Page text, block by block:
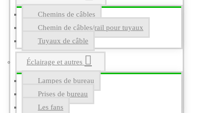
Chemins de câbles
Chemin de câbles/rail pour tuyaux
Tuyaux de câble
Éclairage et autres
Lampes de bureau
Prises de bureau
Les fans